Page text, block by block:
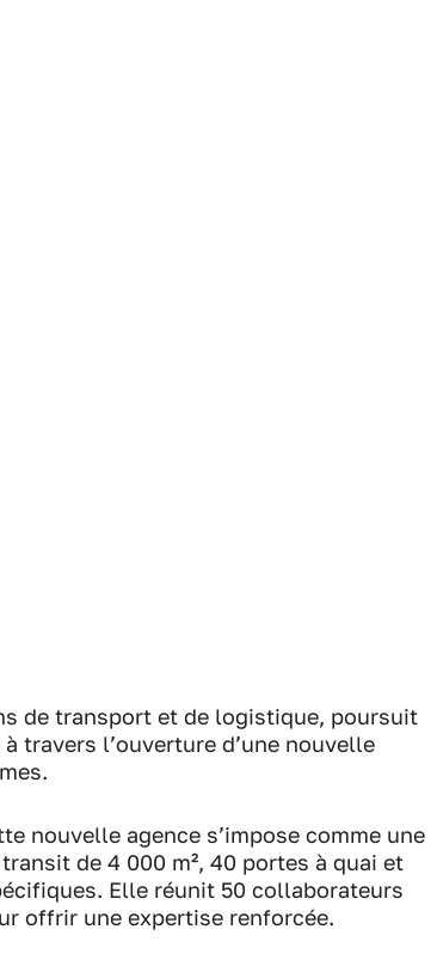
de transport et de logistique, poursuit
travers l’ouverture d’une nouvelle
nouvelle agence s’impose comme une
de 4 000 m², 40 portes à quai et
Elle réunit 50 collaborateurs
offrir une expertise renforcée.